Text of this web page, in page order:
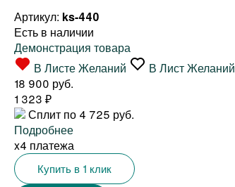
Артикул: ks-440
Есть в наличии
Демонстрация товара
В Листе Желаний
В Лист Желаний
18 900 руб.
1 323 ₽
Сплит по 4 725 руб.
Подробнее
x4 платежа
Купить в 1 клик